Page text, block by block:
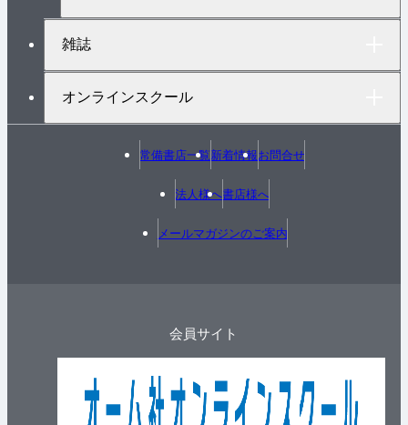
雑誌
オンラインスクール
常備書店一覧新着情報お問合せ
法人様へ書店様へ
メールマガジンのご案内
会員サイト